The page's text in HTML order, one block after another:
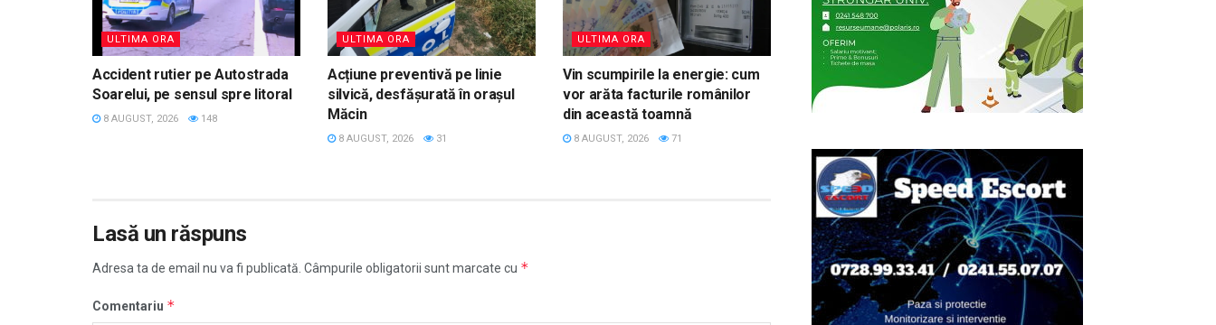
ULTIMA ORA
Accident rutier pe Autostrada
Soarelui, pe sensul spre litoral
8 AUGUST, 2026 148
ULTIMA ORA
Acțiune preventivă pe linie
silvică, desfășurată în orașul
Măcin
8 AUGUST, 2026 31
ULTIMA ORA
Vin scumpirile la energie: cum
vor arăta facturile românilor
din această toamnă
8 AUGUST, 2026 71
Lasă un răspuns
Adresa ta de email nu va fi publicată. Câmpurile obligatorii sunt marcate cu *
Comentariu *